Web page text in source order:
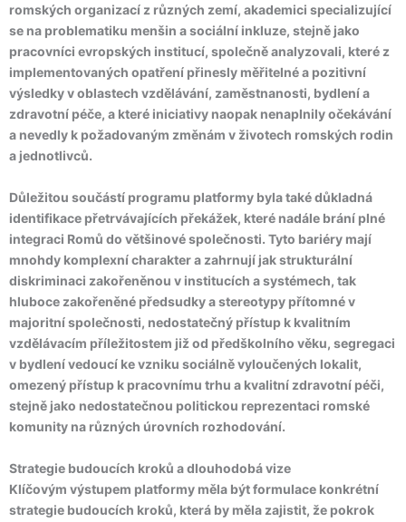
romských organizací z různých zemí, akademici specializující
se na problematiku menšin a sociální inkluze, stejně jako
pracovníci evropských institucí, společně analyzovali, které z
implementovaných opatření přinesly měřitelné a pozitivní
výsledky v oblastech vzdělávání, zaměstnanosti, bydlení a
zdravotní péče, a které iniciativy naopak nenaplnily očekávání
a nevedly k požadovaným změnám v životech romských rodin
a jednotlivců.
Důležitou součástí programu platformy byla také důkladná
identifikace přetrvávajících překážek, které nadále brání plné
integraci Romů do většinové společnosti. Tyto bariéry mají
mnohdy komplexní charakter a zahrnují jak strukturální
diskriminaci zakořeněnou v institucích a systémech, tak
hluboce zakořeněné předsudky a stereotypy přítomné v
majoritní společnosti, nedostatečný přístup k kvalitním
vzdělávacím příležitostem již od předškolního věku, segregaci
v bydlení vedoucí ke vzniku sociálně vyloučených lokalit,
omezený přístup k pracovnímu trhu a kvalitní zdravotní péči,
stejně jako nedostatečnou politickou reprezentaci romské
komunity na různých úrovních rozhodování.
Strategie budoucích kroků a dlouhodobá vize
Klíčovým výstupem platformy měla být formulace konkrétní
strategie budoucích kroků, která by měla zajistit, že pokrok